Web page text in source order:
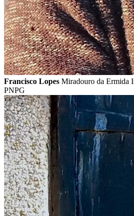
Francisco Lopes Miradouro da Ermida
PNPG